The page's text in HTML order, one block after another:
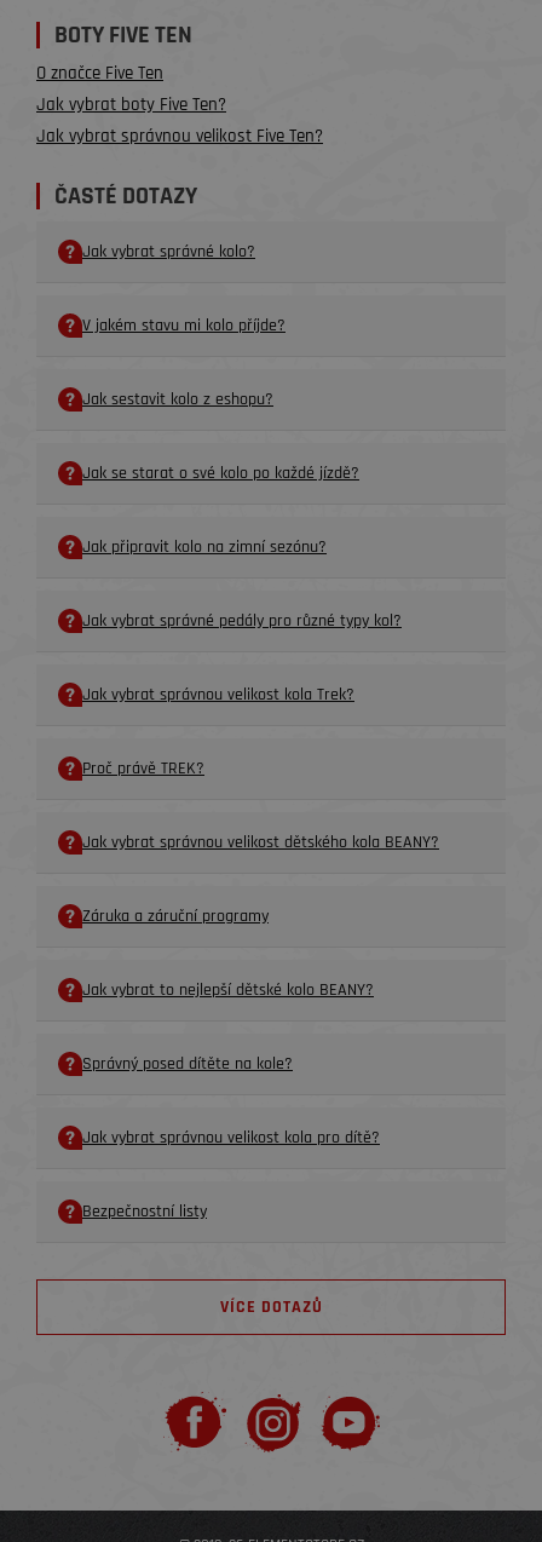
BOTY FIVE TEN
O značce Five Ten
Jak vybrat boty Five Ten?
Jak vybrat správnou velikost Five Ten?
ČASTÉ DOTAZY
Jak vybrat správné kolo?
V jakém stavu mi kolo příjde?
Jak sestavit kolo z eshopu?
Jak se starat o své kolo po každé jízdě?
Jak připravit kolo na zimní sezónu?
Jak vybrat správné pedály pro různé typy kol?
Jak vybrat správnou velikost kola Trek?
Proč právě TREK?
Jak vybrat správnou velikost dětského kola BEANY?
Záruka a záruční programy
Jak vybrat to nejlepší dětské kolo BEANY?
Správný posed dítěte na kole?
Jak vybrat správnou velikost kola pro dítě?
Bezpečnostní listy
VÍCE DOTAZŮ